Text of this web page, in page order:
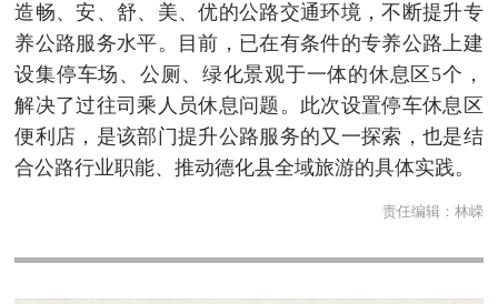
造畅、安、舒、美、优的公路交通环境，不断提升专
养公路服务水平。目前，已在有条件的专养公路上建
设集停车场、公厕、绿化景观于一体的休息区5个，
解决了过往司乘人员休息问题。此次设置停车休息区
便利店，是该部门提升公路服务的又一探索，也是结
合公路行业职能、推动德化县全域旅游的具体实践。
责任编辑： 林嵘